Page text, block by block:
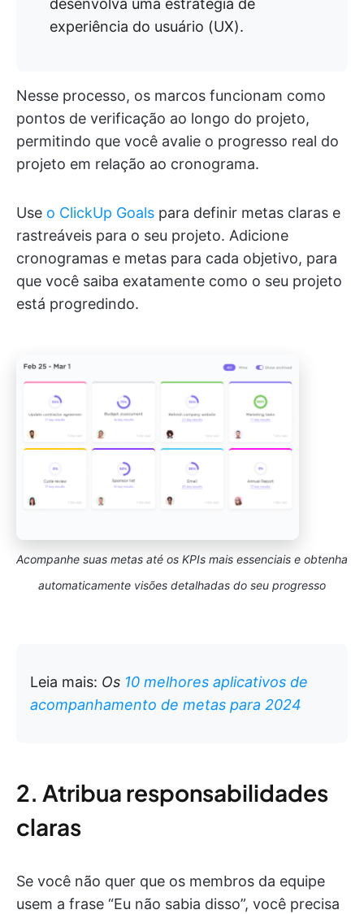
desenvolva uma estratégia de
experiência do usuário (UX).
Nesse processo, os marcos funcionam como
pontos de verificação ao longo do projeto,
permitindo que você avalie o progresso real do
projeto em relação ao cronograma.
Use o ClickUp Goals para definir metas claras e
rastreáveis para o seu projeto. Adicione
cronogramas e metas para cada objetivo, para
que você saiba exatamente como o seu projeto
está progredindo.
Acompanhe suas metas até os KPIs mais essenciais e obtenha
automaticamente visões detalhadas do seu progresso
Leia mais: Os 10 melhores aplicativos de
acompanhamento de metas para 2024
2. Atribua responsabilidades
claras
Se você não quer que os membros da equipe
usem a frase “Eu não sabia disso”, você precisa